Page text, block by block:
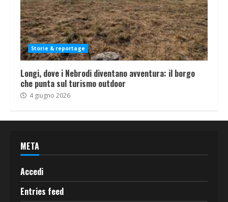
Storie & reportage
Longi, dove i Nebrodi diventano avventura: il borgo
che punta sul turismo outdoor
4 giugno 2026
META
Accedi
Entries feed